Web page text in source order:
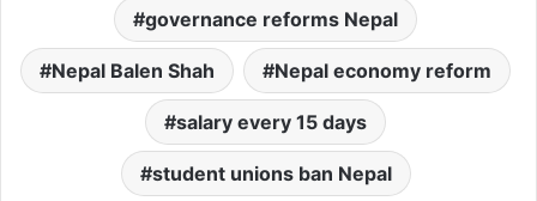
governance reforms Nepal
Nepal Balen Shah Nepal economy reform
salary every 15 days
student unions ban Nepal